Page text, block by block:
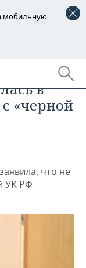
мобильную
в
«черной
что не
УК РФ